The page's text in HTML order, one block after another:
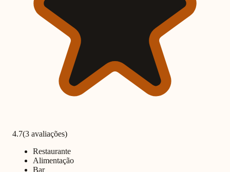
4.7(3 avaliações)
Restaurante
Alimentação
Bar